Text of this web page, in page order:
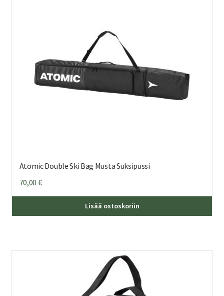
Atomic Double Ski Bag Musta Suksipussi
70,00 €
Lisää ostoskoriin